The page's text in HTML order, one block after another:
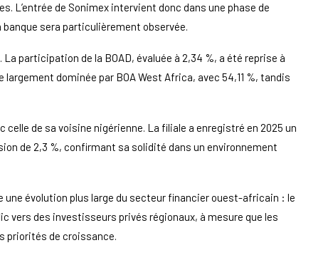
L’entrée de Sonimex intervient donc dans une phase de
sera particulièrement observée.
participation de la BOAD, évaluée à 2,34 %, a été reprise à
dominée par BOA West Africa, avec 54,11 %, tandis
de sa voisine nigérienne. La filiale a enregistré en 2025 un
de 2,3 %, confirmant sa solidité dans un environnement
évolution plus large du secteur financier ouest-africain : le
vers des investisseurs privés régionaux, à mesure que les
priorités de croissance.